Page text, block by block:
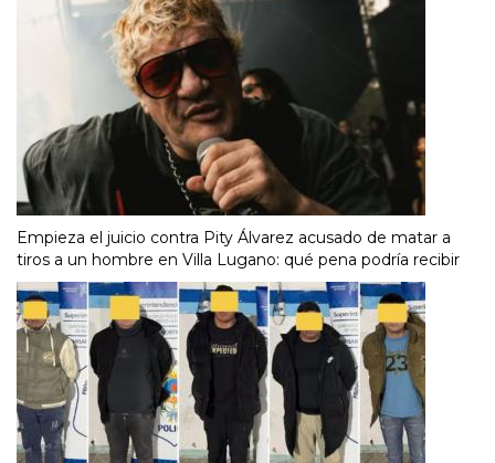
Empieza el juicio contra Pity Álvarez acusado de matar a
tiros a un hombre en Villa Lugano: qué pena podría recibir